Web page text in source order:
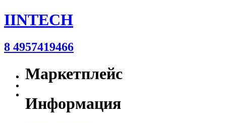
IINTECH
8 4957419466
Маркетплейс
Информация